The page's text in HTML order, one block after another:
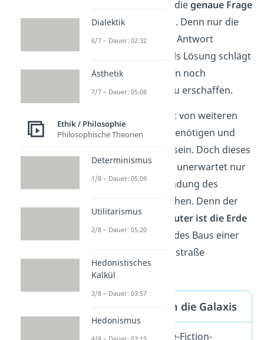
verkündete, dass ohne diegenaue Frage
die
Antwort nutzlos
sei. Denn nur die
richtige Frage kann der Antwort
Bedeutung verleihen. Als Lösung schlägt
Deep Thought vor, einen noch
mächtigeren Rechner zu erschaffen.
Der soll eine Rechenzeit von weiteren
zehn Millionen Jahren benötigen und
sein. Doch dieses
ehrgeizige Projekt wird unerwartet nur
fünf Minuten vor Vollendung des
Programmes abgebrochen. Denn der
neu geschaffene
Computer ist die Erde
selbst, die aber wegen des Baus einer
Hyperraumumgehungsstraße
gesprengt wird.
Per Anhalter durch die Galaxis
Der satirische Science-Fiction-
Dialektik
6/7 – Dauer: 02:32
Ästhetik
7/7 – Dauer: 05:08
Ethik / Philosophie
Philosophische Theorien
Determinismus
1/8 – Dauer: 05:09
Utilitarismus
2/8 – Dauer: 05:20
Hedonistisches
Kalkül
3/8 – Dauer: 03:57
Hedonismus